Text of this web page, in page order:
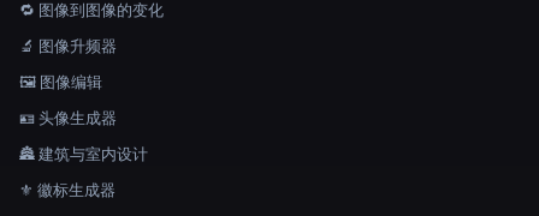
🔁 图像到图像的变化
🔬 图像升频器
🖼️ 图像编辑
🪪 头像生成器
🏯 建筑与室内设计
⚜️ 徽标生成器